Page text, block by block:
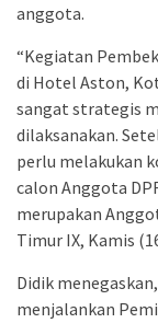
anggota.
“Kegiatan
di Hotel Aston,
sangat strategis
dilaksanakan.
perlu melakukan
calon Anggota
merupakan
Timur IX, Kamis
Didik
menjalankan